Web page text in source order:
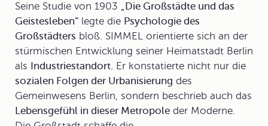
Seine Studie von 1903 „Die Großstädte und das
Geistesleben“ legte die Psychologie des
Großstädters bloß. SIMMEL orientierte sich an der
stürmischen Entwicklung seiner Heimatstadt Berlin
als Industriestandort. Er konstatierte nicht nur die
sozialen Folgen der Urbanisierung des
Gemeinwesens Berlin, sondern beschrieb auch das
Lebensgefühl in dieser Metropole der Moderne.